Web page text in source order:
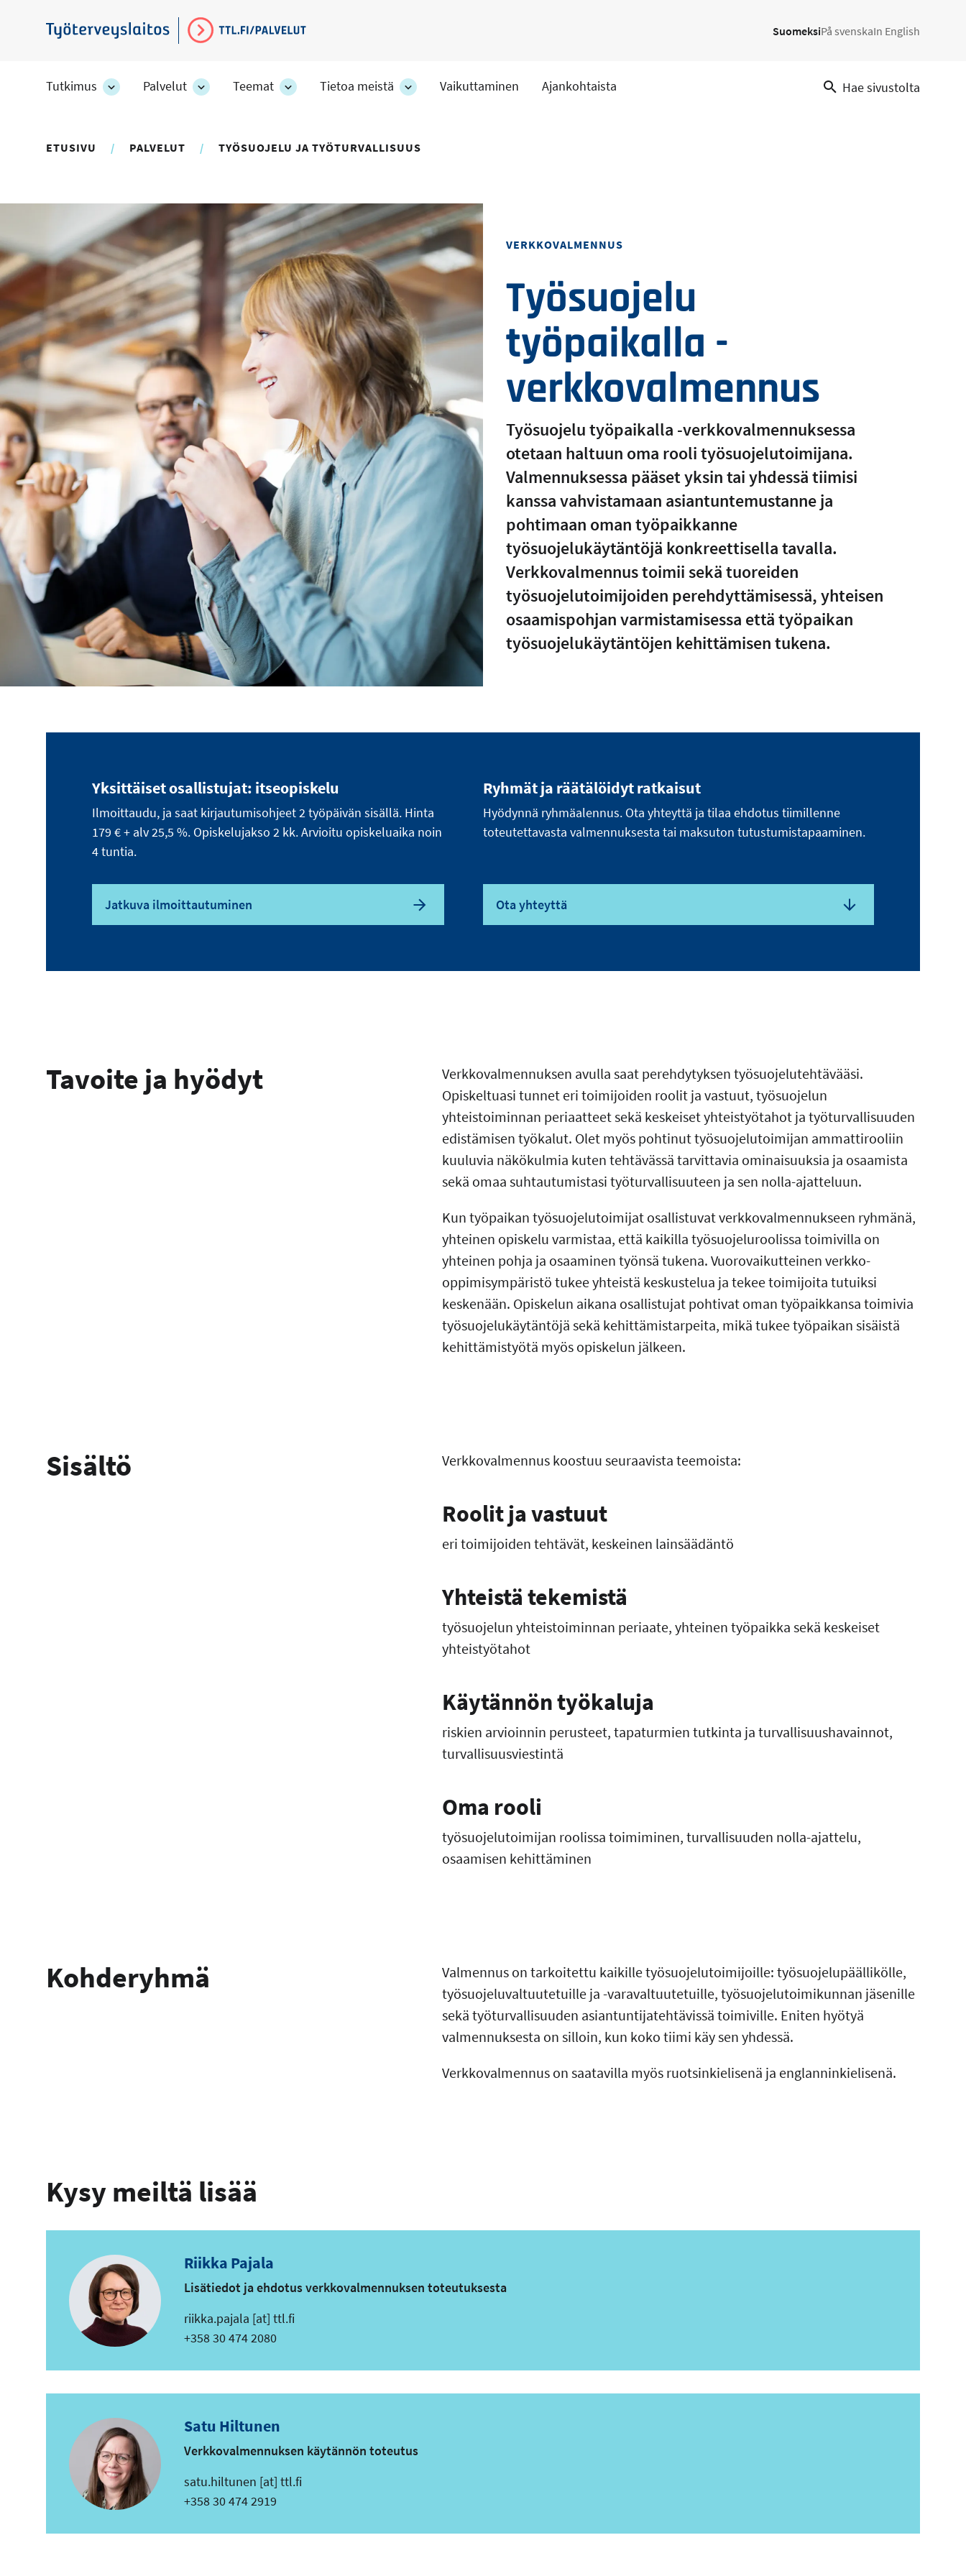
pääsisältöön
Työterveyslaitos
SuomeksiPå svenskaIn English
Tutkimus
TutkimusPalvelut
Palvelut
alakohteet
Teemat
Teemat
alakohteet
Tietoa meistä
Tietoa
alakohteet
Vaikuttaminen Ajankohtaista Hae sivustolta
ETUSIVU PALVELUT TYÖSUOJELU JA TYÖTURVALLISUUS
Toteutustapa
VERKKOVALMENNUS
Työsuojelu
työpaikalla -
verkkovalmennus
Työsuojelu työpaikalla -verkkovalmennuksessa
otetaan haltuun oma rooli työsuojelutoimijana.
Valmennuksessa pääset yksin tai yhdessä tiimisi
kanssa vahvistamaan asiantuntemustanne ja
pohtimaan oman työpaikkanne
työsuojelukäytäntöjä konkreettisella tavalla.
Verkkovalmennus toimii sekä tuoreiden
työsuojelutoimijoiden perehdyttämisessä, yhteisen
osaamispohjan varmistamisessa että työpaikan
työsuojelukäytäntöjen kehittämisen tukena.
Yksittäiset osallistujat: itseopiskelu
Ilmoittaudu, ja saat kirjautumisohjeet 2 työpäivän sisällä. Hinta
179 € + alv 25,5 %. Opiskelujakso 2 kk. Arvioitu opiskeluaika noin
4 tuntia.
Jatkuva ilmoittautuminen
Ryhmät ja räätälöidyt ratkaisut
Hyödynnä ryhmäalennus. Ota yhteyttä ja tilaa ehdotus tiimillenne
toteutettavasta valmennuksesta tai maksuton tutustumistapaaminen.
Ota yhteyttä
Tavoite ja hyödyt
Verkkovalmennuksen avulla saat perehdytyksen työsuojelutehtävääsi.
Opiskeltuasi tunnet eri toimijoiden roolit ja vastuut, työsuojelun
yhteistoiminnan periaatteet sekä keskeiset yhteistyötahot ja työturvallisuuden
edistämisen työkalut. Olet myös pohtinut työsuojelutoimijan ammattirooliin
kuuluvia näkökulmia kuten tehtävässä tarvittavia ominaisuuksia ja osaamista
sekä omaa suhtautumistasi työturvallisuuteen ja sen nolla-ajatteluun.
Kun työpaikan työsuojelutoimijat osallistuvat verkkovalmennukseen ryhmänä,
yhteinen opiskelu varmistaa, että kaikilla työsuojeluroolissa toimivilla on
yhteinen pohja ja osaaminen työnsä tukena. Vuorovaikutteinen verkko-
oppimisympäristö tukee yhteistä keskustelua ja tekee toimijoita tutuiksi
keskenään. Opiskelun aikana osallistujat pohtivat oman työpaikkansa toimivia
työsuojelukäytäntöjä sekä kehittämistarpeita, mikä tukee työpaikan sisäistä
kehittämistyötä myös opiskelun jälkeen.
Sisältö Verkkovalmennus koostuu seuraavista teemoista:
Roolit ja vastuut
eri toimijoiden tehtävät, keskeinen lainsäädäntö​
Yhteistä tekemistä
työsuojelun yhteistoiminnan periaate, yhteinen työpaikka sekä keskeiset
yhteistyötahot
Käytännön työkaluja
riskien arvioinnin perusteet, tapaturmien tutkinta ja turvallisuushavainnot,
turvallisuusviestintä
Oma rooli
työsuojelutoimijan roolissa toimiminen, turvallisuuden nolla-ajattelu,
osaamisen kehittäminen
Kohderyhmä
Valmennus on tarkoitettu kaikille työsuojelutoimijoille: työsuojelupäällikölle,
työsuojeluvaltuutetuille ja -varavaltuutetuille, työsuojelutoimikunnan jäsenille
sekä työturvallisuuden asiantuntijatehtävissä toimiville. Eniten hyötyä
valmennuksesta on silloin, kun koko tiimi käy sen yhdessä.
Verkkovalmennus on saatavilla myös ruotsinkielisenä ja englanninkielisenä.
Kysy meiltä lisää
Riikka Pajala
Lisätiedot ja ehdotus verkkovalmennuksen toteutuksesta
s
ä
ö
o
s
s
riikka.pajala [at] ttl.fi
Puhelin
+358 30 474 2080
Satu Hiltunen
Verkkovalmennuksen käytännön toteutus
s
ä
satu.hiltunen [at] ttl.fi
Puhelin
+358 30 474 2919